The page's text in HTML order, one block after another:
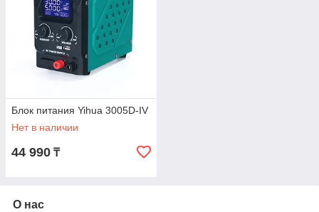
Блок питания Yihua 3005D-IV
Нет в наличии
44 990 ₸
О нас